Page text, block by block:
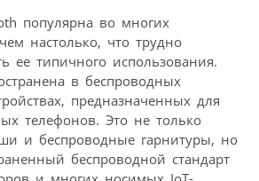
популярна во многих
настолько, что трудно
ее типичного использования.
в беспроводных
предназначенных для
телефонов. Это не только
и беспроводные гарнитуры, но
беспроводной стандарт